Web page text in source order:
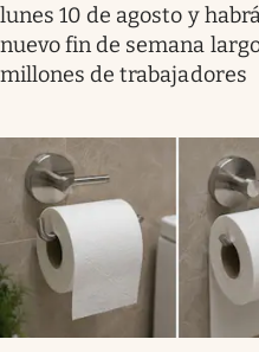
lunes 10 de agosto y
nuevo fin de semana
millones de trabajadores